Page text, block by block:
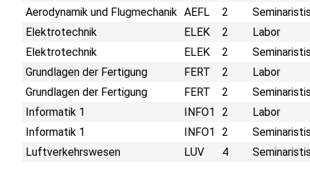
Aerodynamik und Flugmechanik AEFL 2
Elektrotechnik
ELEK 2
Labor
Elektrotechnik
ELEK 2
Grundlagen der Fertigung
FERT 2
Labor
Grundlagen der Fertigung
FERT 2
Informatik 1
INFO1 2
Labor
Informatik 1
INFO1 2
Luftverkehrswesen
LUV 4